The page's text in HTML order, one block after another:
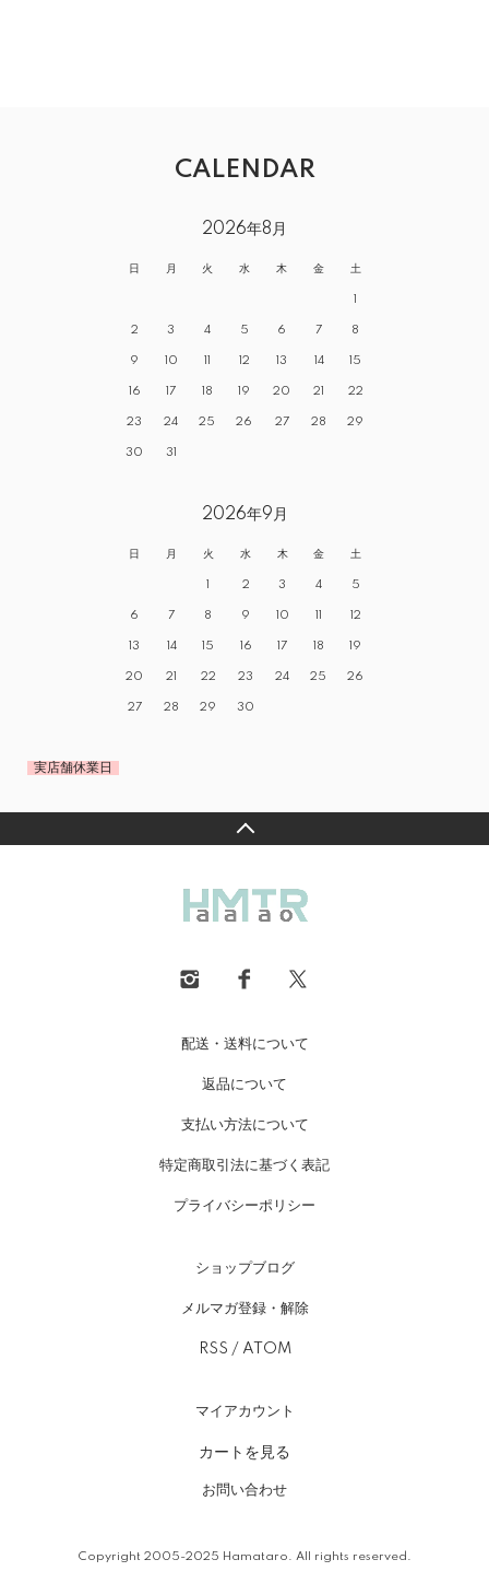
CALENDAR
2026年8月
日 月 火 水 木 金 土
1
2 3 4 5 6 7 8
9 10 11 12 13 14 15
16 17 18 19 20 21 22
23 24 25 26 27 28 29
30 31
2026年9月
日 月 火 水 木 金 土
1 2 3 4 5
6 7 8 9 10 11 12
13 14 15 16 17 18 19
20 21 22 23 24 25 26
27 28 29 30
実店舗休業日
配送・送料について
返品について
支払い方法について
特定商取引法に基づく表記
プライバシーポリシー
ショップブログ
メルマガ登録・解除
RSS / ATOM
マイアカウント
カートを見る
お問い合わせ
Copyright 2005-2025 Hamataro. All rights reserved.